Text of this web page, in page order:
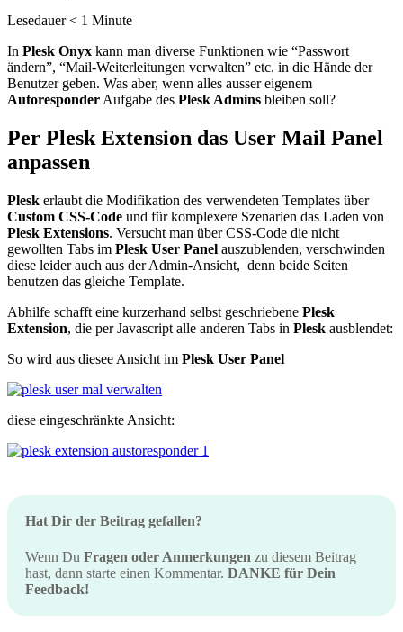
Lesedauer < 1 Minute
In Plesk Onyx kann man diverse Funktionen wie “Passwort
ändern”, “Mail-Weiterleitungen verwalten” etc. in die Hände der
Benutzer geben. Was aber, wenn alles ausser eigenem
AutoresponderAufgabe des Plesk Admins bleiben soll?
Per Plesk Extension das User Mail Panel
anpassen
Plesk erlaubt die Modifikation des verwendeten Templates über
Custom CSS-Code und für komplexere Szenarien das Laden von
Plesk Extensions. Versucht man über CSS-Code die nicht
gewollten Tabs im Plesk User Panel auszublenden, verschwinden
diese leider auch aus der Admin-Ansicht, denn beide Seiten
benutzen das gleiche Template.
Abhilfe schafft eine kurzerhand selbst geschriebene Plesk
Extension, die per Javascript alle anderen Tabs in Plesk ausblendet:
So wird aus diesee Ansicht im Plesk User Panel
diese eingeschränkte Ansicht:
Hat Dir der Beitrag gefallen?
Wenn Du Fragen oder Anmerkungen zu diesem Beitrag
hast, dann starte einen Kommentar. DANKE für Dein
Feedback!